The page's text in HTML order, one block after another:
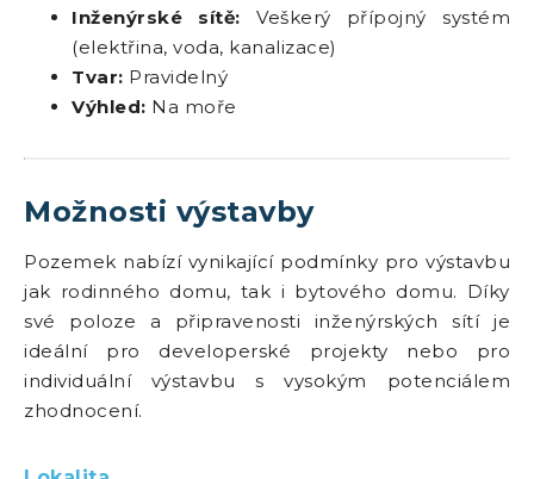
Inženýrské sítě: Veškerý přípojný systém
(elektřina, voda, kanalizace)
Tvar: Pravidelný
Výhled: Na moře
Možnosti výstavby
Pozemek nabízí vynikající podmínky pro výstavbu
jak rodinného domu, tak i bytového domu. Díky
své poloze a připravenosti inženýrských sítí je
ideální pro developerské projekty nebo pro
individuální výstavbu s vysokým potenciálem
zhodnocení.